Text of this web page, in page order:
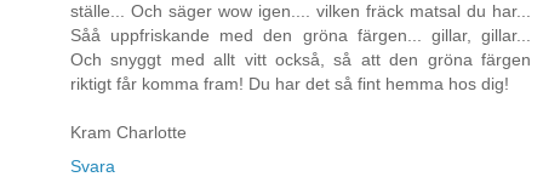
ställe... Och säger wow igen.... vilken fräck matsal du har...
Såå uppfriskande med den gröna färgen... gillar, gillar...
Och snyggt med allt vitt också, så att den gröna färgen
riktigt får komma fram! Du har det så fint hemma hos dig!
Kram Charlotte
Svara